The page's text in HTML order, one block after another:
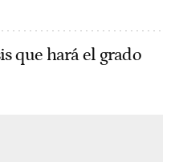
que hará el grado